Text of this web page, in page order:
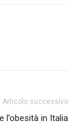
Articolo successivo
l’obesità in Italia